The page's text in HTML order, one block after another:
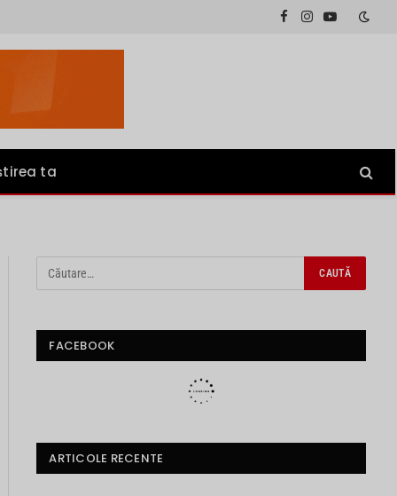
Facebook
InstagramYouTube
ta
FACEBOOK
ARTICOLE RECENTE